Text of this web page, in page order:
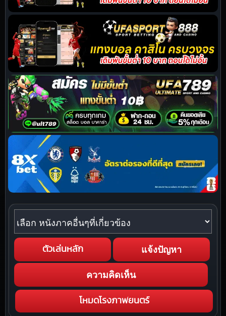
หนังภาคอื่นๆที่เกี่ยวข้อง
ตัวเล่นหลัก แจ้งปัญหา
ความคิดเห็น
โหมดโรงภาพยนตร์